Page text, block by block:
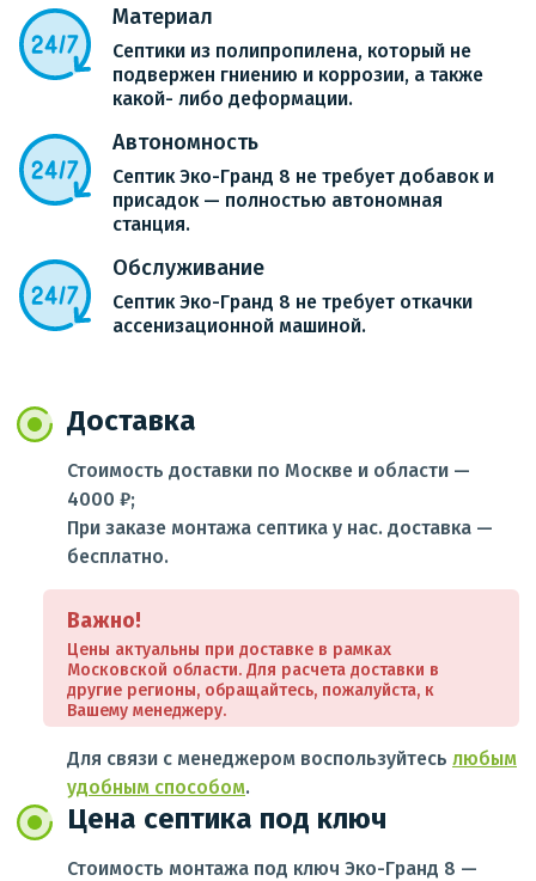
Материал
Септики из полипропилена, который не
подвержен гниению и коррозии, а также
какой- либо деформации.
Автономность
Септик Эко-Гранд 8 не требует добавок и
присадок — полностью автономная
станция.
Обслуживание
Септик Эко-Гранд 8 не требует откачки
ассенизационной машиной.
Доставка
Стоимость доставки по Москве и области —
4000 ₽;
При заказе монтажа септика у нас. доставка —
бесплатно.
Важно!
Цены актуальны при доставке в рамках
Московской области. Для расчета доставки в
другие регионы, обращайтесь, пожалуйста, к
Вашему менеджеру.
Для связи с менеджером воспользуйтесь любым
удобным способом.
Цена септика под ключ
Стоимость монтажа под ключ Эко-Гранд 8 —